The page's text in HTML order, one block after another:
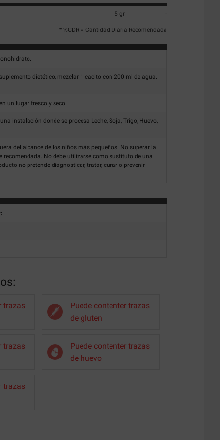
5 gr -
* %CDR = Cantidad Diaria Recomendada
dietético, mezclar 1 cacito con 200 ml de agua.
un lugar fresco y seco.
instalación donde se procesa Leche, Soja, Trigo, Huevo,
del alcance de los niños más pequeños. No superar la
recomendada. No debe utilizarse como sustituto de una
no pretende diagnosticar, tratar, curar o prevenir
trazas
Puede contenter trazas
de gluten
trazas
Puede contenter trazas
de huevo
trazas